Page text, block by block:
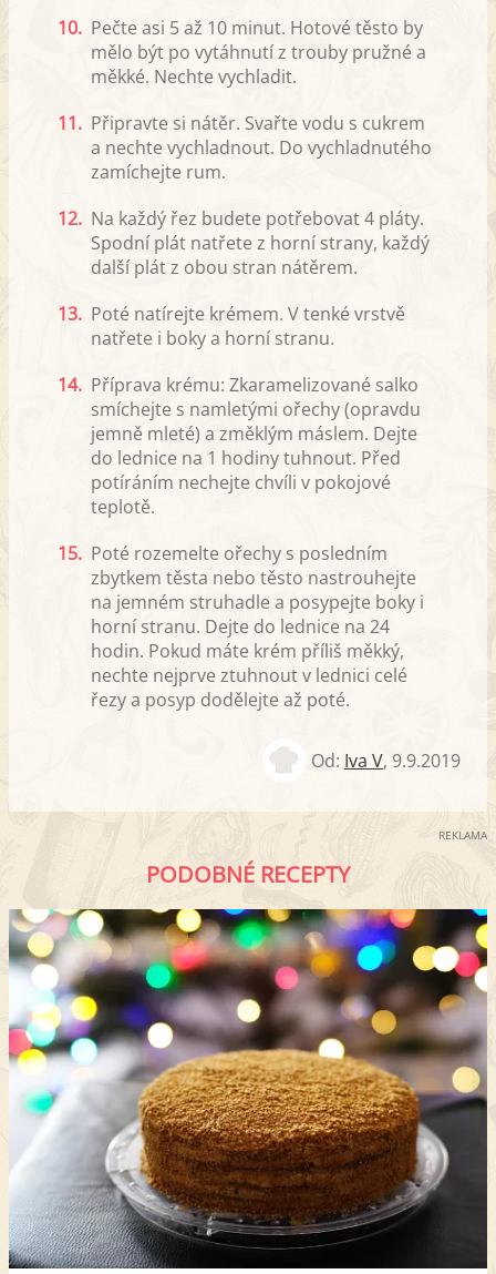
10. Pečte asi 5 až 10 minut. Hotové těsto by
mělo být po vytáhnutí z trouby pružné a
měkké. Nechte vychladit.
11. Připravte si nátěr. Svařte vodu s cukrem
a nechte vychladnout. Do vychladnutého
zamíchejte rum.
12. Na každý řez budete potřebovat 4 pláty.
Spodní plát natřete z horní strany, každý
další plát z obou stran nátěrem.
13. Poté natírejte krémem. V tenké vrstvě
natřete i boky a horní stranu.
14. Příprava krému: Zkaramelizované salko
smíchejte s namletými ořechy (opravdu
jemně mleté) a změklým máslem. Dejte
do lednice na 1 hodiny tuhnout. Před
potíráním nechejte chvíli v pokojové
teplotě.
15. Poté rozemelte ořechy s posledním
zbytkem těsta nebo těsto nastrouhejte
na jemném struhadle a posypejte boky i
horní stranu. Dejte do lednice na 24
hodin. Pokud máte krém příliš měkký,
nechte nejprve ztuhnout v lednici celé
řezy a posyp dodělejte až poté.
Od: Iva V, 9.9.2019
REKLAMA
PODOBNÉ RECEPTY